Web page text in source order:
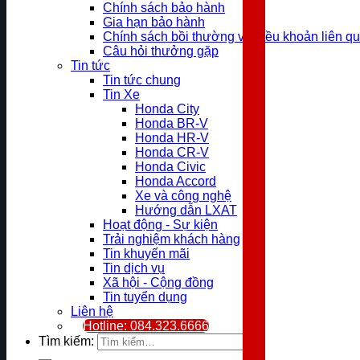
Chính sách bảo hành
Gia hạn bảo hành
Chính sách bồi thường và điều khoản liên
Câu hỏi thưởng gặp
Tin tức
Tin tức chung
Tin Xe
Honda City
Honda BR-V
Honda HR-V
Honda CR-V
Honda Civic
Honda Accord
Xe và công nghệ
Hướng dẫn LXAT
Hoạt động - Sự kiện
Trải nghiệm khách hàng
Tin khuyến mãi
Tin dịch vụ
Xã hội - Cộng đồng
Tin tuyển dụng
Liên hệ
Hotline: 084.323.6666
Tìm kiếm: